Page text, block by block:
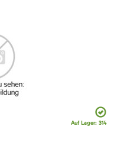
Auf Lager: 314